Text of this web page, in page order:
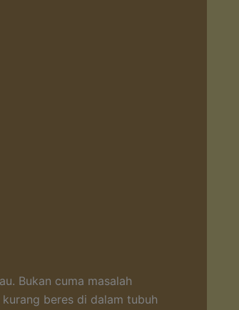
Bukan cuma masalah
beres di dalam tubuh